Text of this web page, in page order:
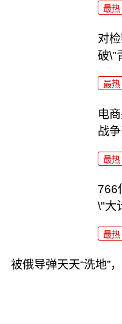
最热
对
破\"
最热
电
战
最热
766
\"大
最热
被俄导弹天天“洗地”